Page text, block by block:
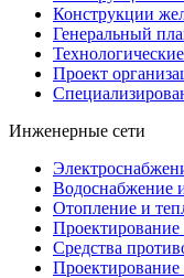
Конструкции
Генеральный
Проект
Инженерные сети
Водоснабжение
Отопление и
Средства
Проектирование